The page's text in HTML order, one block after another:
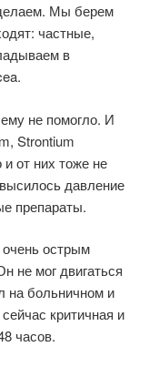
Мы берем
частные,
в
не помогло. И
Strontium
от них тоже не
давление
препараты.
очень острым
не мог двигаться
на больничном и
критичная и
часов.